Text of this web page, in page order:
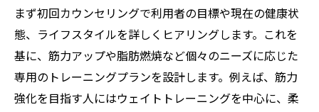
まず初回カウンセリングで利用者の目標や現在の健康状
態、ライフスタイルを詳しくヒアリングします。これを
基に、筋力アップや脂肪燃焼など個々のニーズに応じた
専用のトレーニングプランを設計します。例えば、筋力
強化を目指す人にはウェイトトレーニングを中心に、柔